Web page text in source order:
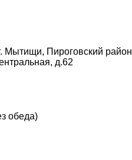
Мытищи, Пироговский
д.62
обеда)